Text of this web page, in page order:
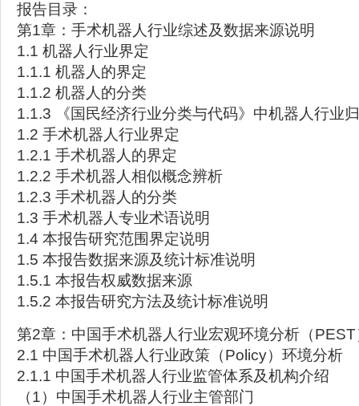
报告目录：
第1章：手术机器人行业综述及数据来源说明
1.1 机器人行业界定
1.1.1 机器人的界定
1.1.2 机器人的分类
1.1.3 《国民经济行业分类与代码》中机器人行业
1.2 手术机器人行业界定
1.2.1 手术机器人的界定
1.2.2 手术机器人相似概念辨析
1.2.3 手术机器人的分类
1.3 手术机器人专业术语说明
1.4 本报告研究范围界定说明
1.5 本报告数据来源及统计标准说明
1.5.1 本报告权威数据来源
1.5.2 本报告研究方法及统计标准说明
第2章：中国手术机器人行业宏观环境分析（PEST
2.1 中国手术机器人行业政策（Policy）环境分析
2.1.1 中国手术机器人行业监管体系及机构介绍
（1）中国手术机器人行业主管部门